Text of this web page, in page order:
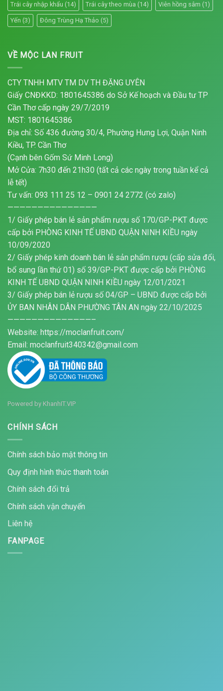
Trái cây nhập khẩu (14) Trái cây theo mùa (14) Viên hồng sâm (1)
Yến (3) Đông Trùng Hạ Thảo (5)
VỀ MỘC LAN FRUIT
CTY TNHH MTV TM DV TH ĐẶNG UYÊN
Giấy CNĐKKD: 1801645386 do Sở Kế hoạch và Đầu tư TP
Cần Thơ cấp ngày 29/7/2019
MST: 1801645386
Địa chỉ: Số 436 đường 30/4, Phường Hưng Lợi, Quận Ninh
Kiều, TP. Cần Thơ
(Cạnh bên Gốm Sứ Minh Long)
Mở Cửa: 7h30 đến 21h30 (tất cả các ngày trong tuần kể cả
lễ tết)
Tư vấn: 093 111 25 12 – 0901 24 2772 (có zalo)
———————————————
1/ Giấy phép bán lẻ sản phẩm rượu số 170/GP-PKT được
cấp bởi PHÒNG KINH TẾ UBND QUẬN NINH KIỀU ngày
10/09/2020
2/ Giấy phép kinh doanh bán lẻ sản phẩm rượu (cấp sửa đổi,
bổ sung lần thứ 01) số 39/GP-PKT được cấp bởi PHÒNG
KINH TẾ UBND QUẬN NINH KIỀU ngày 12/01/2021
3/ Giấy phép bán lẻ rượu số 04/GP – UBND được cấp bởi
ỦY BAN NHÂN DÂN PHƯỜNG TÂN AN ngày 22/10/2025
——————————————–
Website: https://moclanfruit.com/
Email: moclanfruit340342@gmail.com
Powered by KhanhIT.VIP
CHÍNH SÁCH
Chính sách bảo mật thông tin
Quy định hình thức thanh toán
Chính sách đổi trả
Chính sách vận chuyển
Liên hệ
FANPAGE